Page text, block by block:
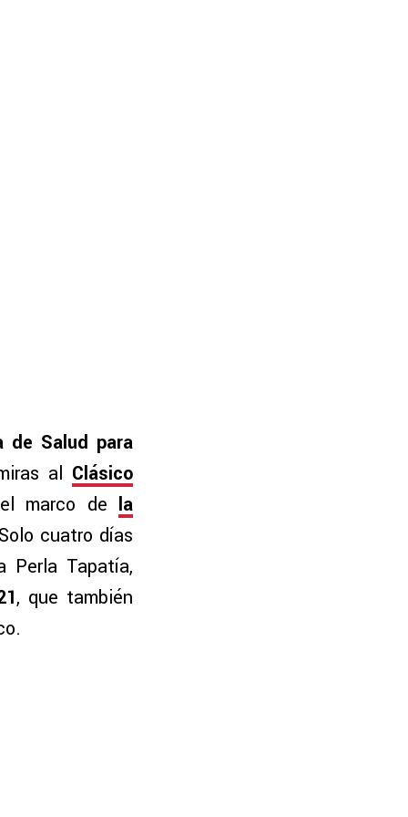
de Salud para
al Clásico
marco de la
cuatro días
Perla Tapatía,
, que también